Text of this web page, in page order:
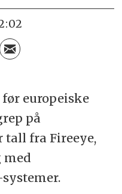
europeiske
på
tall fra Fireeye,
med